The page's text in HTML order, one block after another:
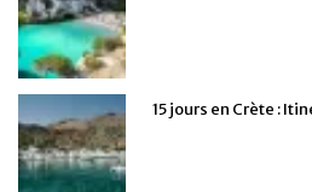
15 jours en Crète :